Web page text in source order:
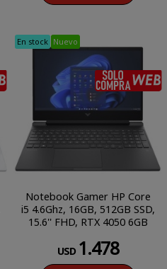
SÓLO COMPRA WEB
En stock Nuevo
Notebook Gamer HP Core
i5 4.6Ghz, 16GB, 512GB SSD,
15.6'' FHD, RTX 4050 6GB
USD 1.478